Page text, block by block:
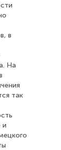
в
На
так
и